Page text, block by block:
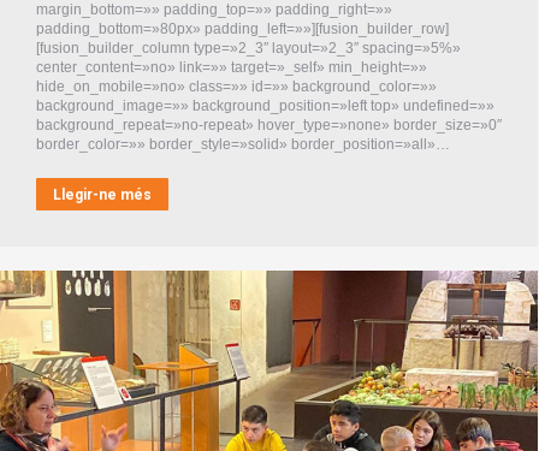
margin_bottom=»» padding_top=»» padding_right=»»
padding_bottom=»80px» padding_left=»»][fusion_builder_row]
[fusion_builder_column type=»2_3″ layout=»2_3″ spacing=»5%»
center_content=»no» link=»» target=»_self» min_height=»»
hide_on_mobile=»no» class=»» id=»» background_color=»»
background_image=»» background_position=»left top» undefined=»»
background_repeat=»no-repeat» hover_type=»none» border_size=»0″
border_color=»» border_style=»solid» border_position=»all»…
Llegir-ne més